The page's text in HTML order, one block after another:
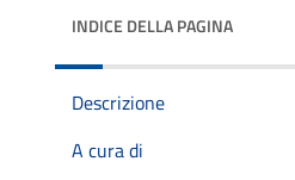
INDICE DELLA PAGINA
Descrizione
A cura di